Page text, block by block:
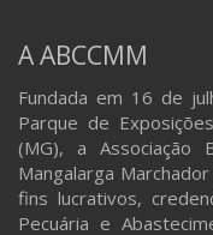
A ABCCMM
Fundada em 16 de
Parque de
(MG), a Associação
Mangalarga
fins lucrativos,
Pecuária e